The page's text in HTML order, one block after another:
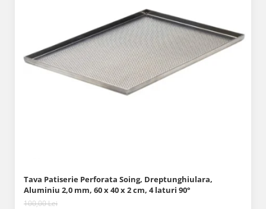
Tava Patiserie Perforata Soing, Dreptunghiulara,
Aluminiu 2,0 mm, 60 x 40 x 2 cm, 4 laturi 90°
100,00 Lei